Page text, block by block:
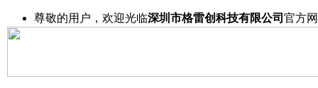
尊敬的用户，欢迎光临深圳市格雷创科技有限公司 官方